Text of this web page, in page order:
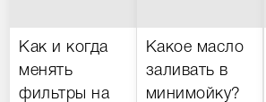
Как и когда
менять
фильтры на
Какое масло
заливать в
минимойку?